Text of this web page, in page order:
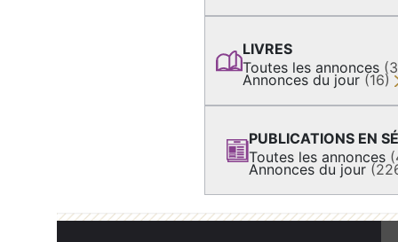
LIVRES
Toutes les annonces
Annonces du jour (16)
PUBLICATIONS EN
Toutes les annonces
Annonces du jour